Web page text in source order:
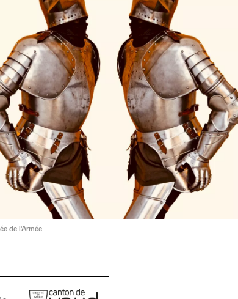
de l'Armée